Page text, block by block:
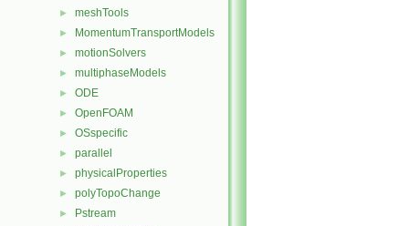
► meshTools
► MomentumTransportModels
► motionSolvers
► multiphaseModels
► ODE
► OpenFOAM
► OSspecific
► parallel
► physicalProperties
► polyTopoChange
► Pstream